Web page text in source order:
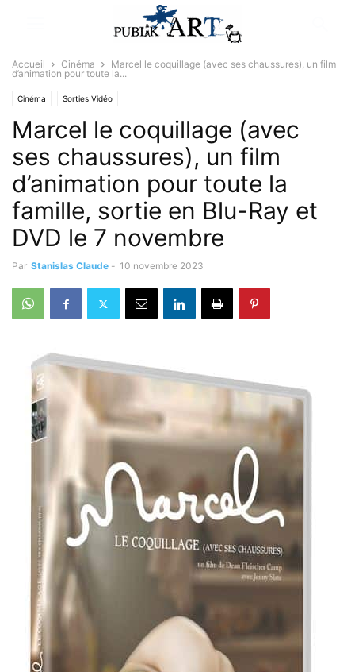
Accueil Cinéma
Marcel le coquillage (avec ses chaussures), un film
d’animation pour toute la...
Cinéma Sorties Vidéo
Marcel le coquillage (avec
ses chaussures), un film
d’animation pour toute la
famille, sortie en Blu-Ray et
DVD le 7 novembre
Par Stanislas Claude - 10 novembre 2023